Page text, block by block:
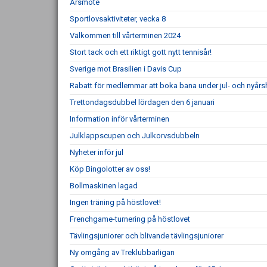
Årsmöte
Sportlovsaktiviteter, vecka 8
Välkommen till vårterminen 2024
Stort tack och ett riktigt gott nytt tennisår!
Sverige mot Brasilien i Davis Cup
Rabatt för medlemmar att boka bana under jul- och
Trettondagsdubbel lördagen den 6 januari
Information inför vårterminen
Julklappscupen och Julkorvsdubbeln
Nyheter inför jul
Köp Bingolotter av oss!
Bollmaskinen lagad
Ingen träning på höstlovet!
Frenchgame-turnering på höstlovet
Tävlingsjuniorer och blivande tävlingsjuniorer
Ny omgång av Treklubbarligan